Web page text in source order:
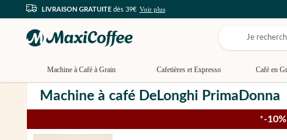
LIVRAISON GRATUITE dès 39€ Voir plus
Machine à Café à Grain Cafetières et Expresso Café en
Machine à café DeLonghi PrimaDonna
*-10%